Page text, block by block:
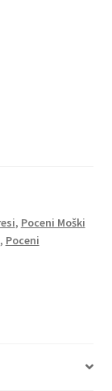
, Poceni Moški
, Poceni